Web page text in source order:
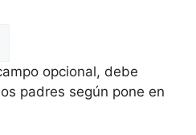
opcional, debe
padres según pone en